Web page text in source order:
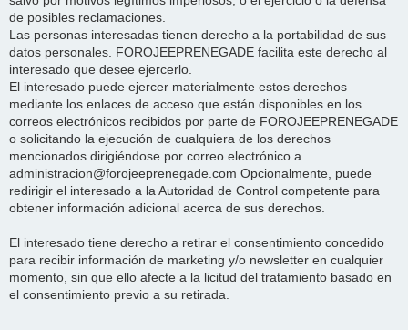
de posibles reclamaciones.
Las personas interesadas tienen derecho a la portabilidad de sus
datos personales. FOROJEEPRENEGADE facilita este derecho al
interesado que desee ejercerlo.
El interesado puede ejercer materialmente estos derechos
mediante los enlaces de acceso que están disponibles en los
correos electrónicos recibidos por parte de FOROJEEPRENEGADE
o solicitando la ejecución de cualquiera de los derechos
mencionados dirigiéndose por correo electrónico a
administracion@forojeeprenegade.com Opcionalmente, puede
redirigir el interesado a la Autoridad de Control competente para
obtener información adicional acerca de sus derechos.
El interesado tiene derecho a retirar el consentimiento concedido
para recibir información de marketing y/o newsletter en cualquier
momento, sin que ello afecte a la licitud del tratamiento basado en
el consentimiento previo a su retirada.